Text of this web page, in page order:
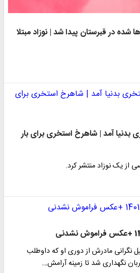
3 ماهه رها شده در قبرستان پیدا شد | نوزاد مبتلا
بدنیا آمد | شاهرخ استخری برای بار
یک نوزاد منتشر کرد.
نگرانی مادرش از دوری او که داوطلب
نگهداری شد تا زمینه آرامش…